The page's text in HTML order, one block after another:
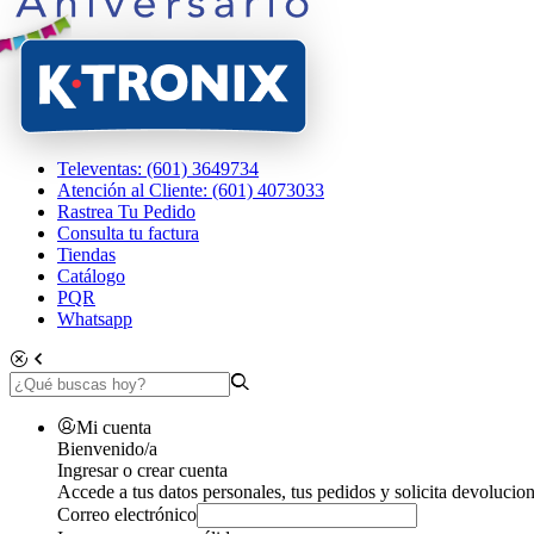
Televentas: (601) 3649734
Atención al Cliente: (601) 4073033
Rastrea Tu Pedido
Consulta tu factura
Tiendas
Catálogo
PQR
Whatsapp
Mi cuenta
Bienvenido/a
Ingresar o crear cuenta
Accede a tus datos personales, tus pedidos y solicita
Correo electrónico